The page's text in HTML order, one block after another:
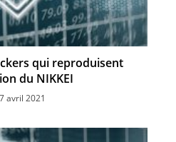
qui reproduisent
du NIKKEI
7 avril 2021